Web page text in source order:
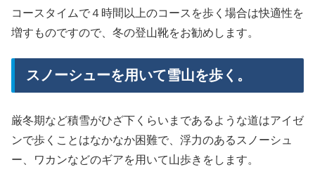
コースタイムで４時間以上のコースを歩く場合は快適性を
増すものですので、冬の登山靴をお勧めします。
スノーシューを用いて雪山を歩く。
厳冬期など積雪がひざ下くらいまであるような道はアイゼ
ンで歩くことはなかなか困難で、浮力のあるスノーシュ
ー、ワカンなどのギアを用いて山歩きをします。